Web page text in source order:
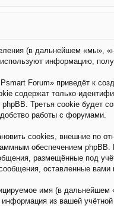
(в дальнейшем
информацию,
Forum» приведёт к
содержат только
Третья cookie будет
работы с форумами.
cookies, внешние по
обеспечением
размещённые под
оставленные
имя (в
из вашей